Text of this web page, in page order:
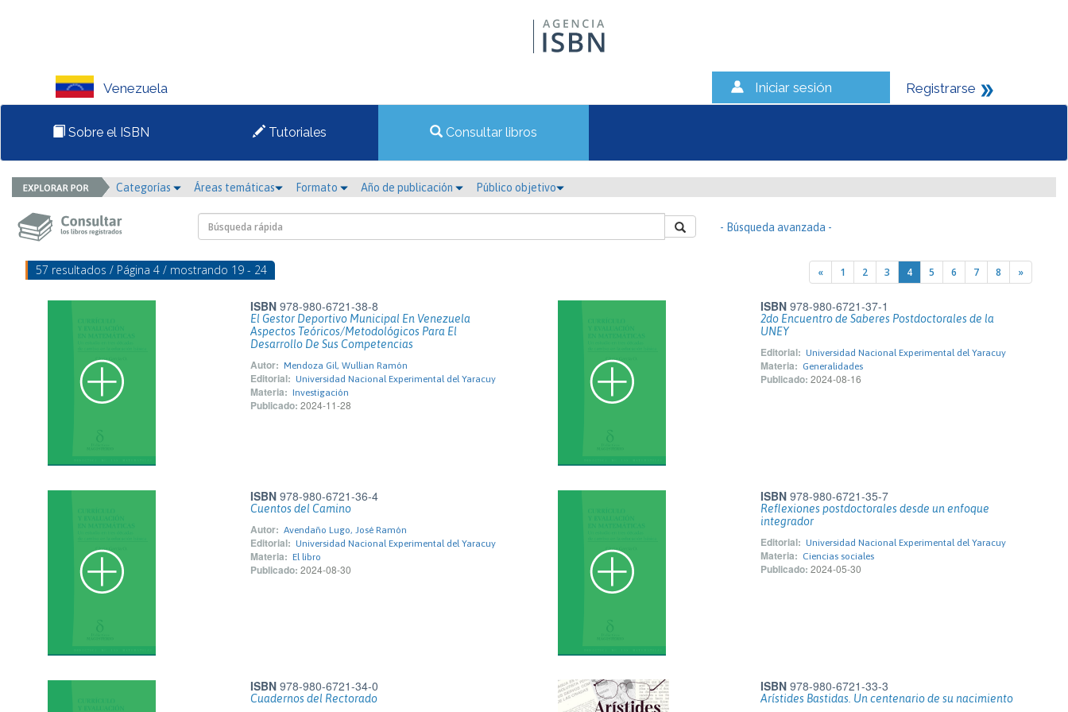
Venezuela Iniciar sesión Registrarse
Sobre el ISBN Tutoriales Consultar libros
Categorías Áreas temáticas Formato Año de publicación Público objetivo
- Búsqueda avanzada -
57 resultados / Página 4 / mostrando 19 - 24 « 1 2 3 4 5 6 7 8 »
ISBN 978-980-6721-38-8
El Gestor Deportivo Municipal En Venezuela
Aspectos Teóricos/Metodológicos Para El
Desarrollo De Sus Competencias
Autor: Mendoza Gil, Wullian Ramón
Editorial: Universidad Nacional Experimental del Yaracuy
Materia: Investigación
Publicado: 2024-11-28
ISBN 978-980-6721-37-1
2do Encuentro de Saberes Postdoctorales de la
UNEY
Editorial: Universidad Nacional Experimental del Yaracuy
Materia: Generalidades
Publicado: 2024-08-16
ISBN 978-980-6721-36-4
Cuentos del Camino
Autor: Avendaño Lugo, José Ramón
Editorial: Universidad Nacional Experimental del Yaracuy
Materia: El libro
Publicado: 2024-08-30
ISBN 978-980-6721-35-7
Reflexiones postdoctorales desde un enfoque
integrador
Editorial: Universidad Nacional Experimental del Yaracuy
Materia: Ciencias sociales
Publicado: 2024-05-30
ISBN 978-980-6721-34-0
Cuadernos del Rectorado
ISBN 978-980-6721-33-3
Arístides Bastidas. Un centenario de su nacimiento